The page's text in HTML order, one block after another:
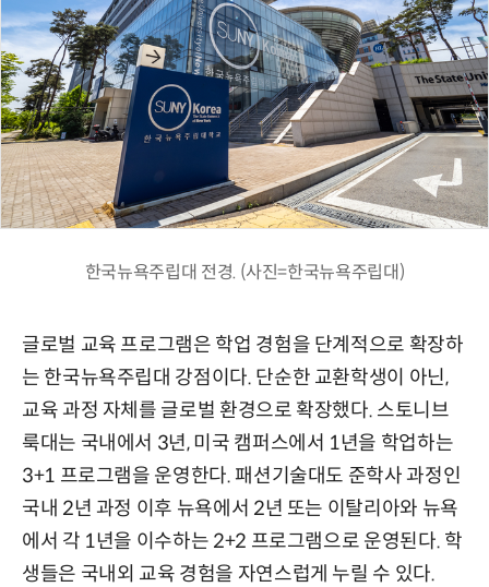
한국뉴욕주립대 전경. (사진=한국뉴욕주립대)
글로벌 교육 프로그램은 학업 경험을 단계적으로 확장하
는 한국뉴욕주립대 강점이다. 단순한 교환학생이 아닌,
교육 과정 자체를 글로벌 환경으로 확장했다. 스토니브
룩대는 국내에서 3년, 미국 캠퍼스에서 1년을 학업하는
3+1 프로그램을 운영한다. 패션기술대도 준학사 과정인
국내 2년 과정 이후 뉴욕에서 2년 또는 이탈리아와 뉴욕
에서 각 1년을 이수하는 2+2 프로그램으로 운영된다. 학
생들은 국내외 교육 경험을 자연스럽게 누릴 수 있다.